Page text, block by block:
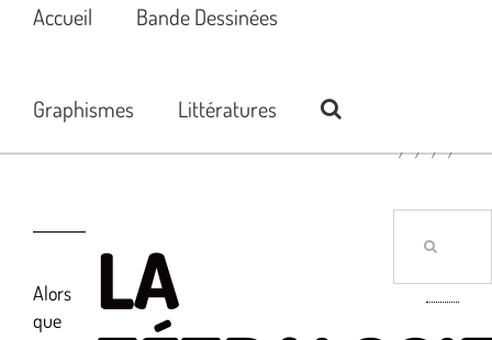
Accueil Bande Dessinées
Graphismes Littératures
Alors
que
LA